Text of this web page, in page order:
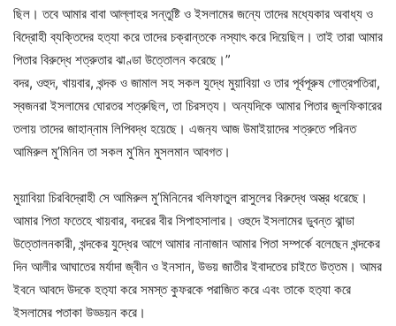
ছিল। তবে আমার বাবা আল্লাহর সন্তুষ্টি ও ইসলামের জন্যে তাদের মধ্যেকার অবাধ্য ও
বিদ্রোহী ব্যক্তিদের হত্যা করে তাদের চক্রান্তকে নস্যাৎ করে দিয়েছিল। তাই তারা আমার
পিতার বিরুদ্ধে শত্রুতার ঝাণ্ডা উত্তোলন করেছে।”
বদর, ওহুদ, খায়বার, খন্দক ও জামাল সহ সকল যুদ্ধে মুয়াবিয়া ও তার পূর্বপূরুষ গোত্রপতিরা,
স্বজনরা ইসলামের ঘোরতর শত্রুছিল, তা চিরসত‍্য। অন্যদিকে আমার পিতার জুলফিকারের
তলায় তাদের জাহান্নাম লিপিবদ্ধ হয়েছে। এজন‍্য আজ উমাইয়াদের শত্রুতে পরিনত
আমিরুল মু’মিনিন তা সকল মু’মিন মুসলমান আবগত।
মুয়াবিয়া চিরবিদ্রোহী সে আমিরুল মু’মিনিনের খলিফাতুল রাসুলের বিরুদ্ধে অস্ত্র ধরেছে।
আমার পিতা ফতেহে খায়বার, বদরের বীর সিপাহসালার। ওহুদে ইসলামের ডুবন্ত ঝান্ডা
উত্তোলনকারী, খন্দকের যুদ্ধের আগে আমার নানাজান আমার পিতা সম্পর্কে বলেছেন খন্দকের
দিন আলীর আঘাতের মর্যাদা জ্বীন ও ইনসান, উভয় জাতীর ইবাদতের চাইতে উত্তম। আমর
ইবনে আবদে উদকে হত‍্যা করে সমস্ত কুফরকে পরাজিত করে এবং তাকে হত‍্যা করে
ইসলামের পতাকা উড্ডয়ন করে।